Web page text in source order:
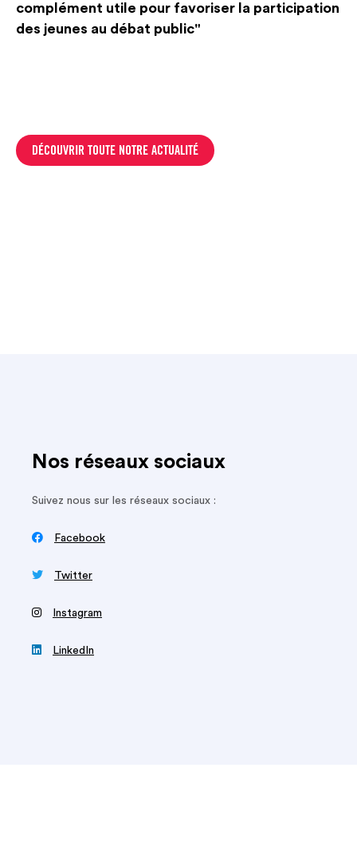
complément utile pour favoriser la participation
des jeunes au débat public"
DÉCOUVRIR TOUTE NOTRE ACTUALITÉ
Nos réseaux sociaux
Suivez nous sur les réseaux sociaux :
 Facebook
 Twitter
‍ Instagram
 LinkedIn